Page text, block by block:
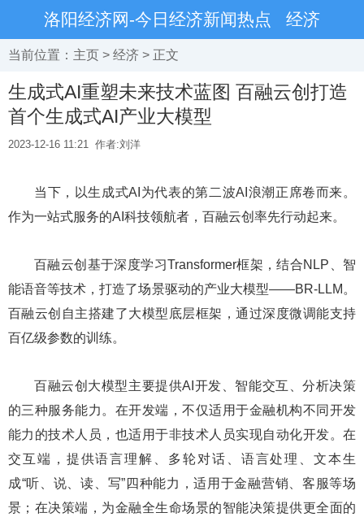
洛阳经济网-今日经济新闻热点 经济
当前位置： 主页 > 经济 > 正文
生成式AI重塑未来技术蓝图 百融云创打造
首个生成式AI产业大模型
2023-12-16 11:21 作者:刘洋
当下，以生成式AI为代表的第二波AI浪潮正席卷而来。
作为一站式服务的AI科技领航者，百融云创率先行动起来。
百融云创基于深度学习Transformer框架，结合NLP、智
能语音等技术，打造了场景驱动的产业大模型——BR-LLM。
百融云创自主搭建了大模型底层框架，通过深度微调能支持
百亿级参数的训练。
百融云创大模型主要提供AI开发、智能交互、分析决策
的三种服务能力。在开发端，不仅适用于金融机构不同开发
能力的技术人员，也适用于非技术人员实现自动化开发。在
交互端，提供语言理解、多轮对话、语言处理、文本生
成“听、说、读、写”四种能力，适用于金融营销、客服等场
景；在决策端，为金融全生命场景的智能决策提供更全面的